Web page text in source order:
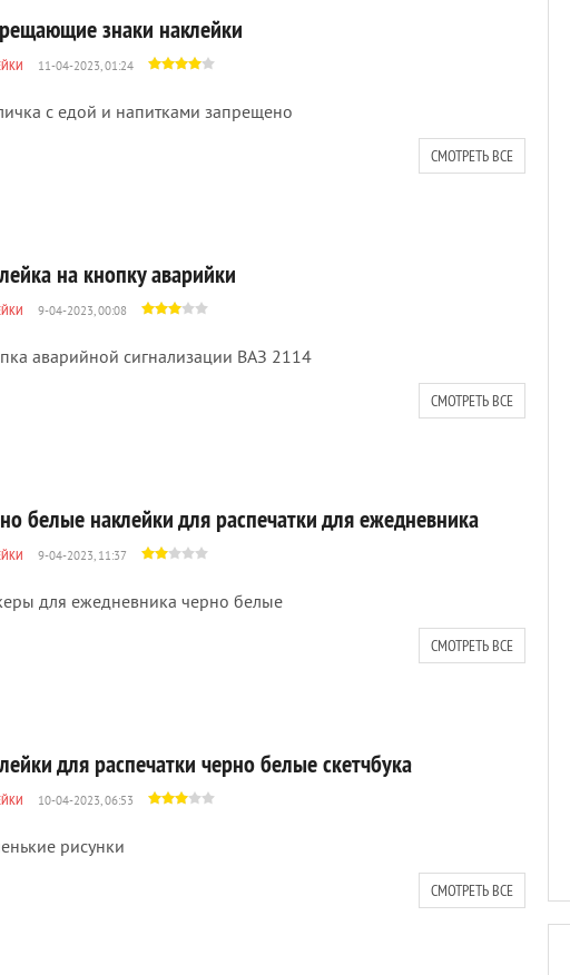
знаки наклейки
11-04-2023, 01:24
с едой и напитками запрещено
СМОТРЕТЬ ВСЕ
на кнопку аварийки
9-04-2023, 00:08
аварийной сигнализации ВАЗ 2114
СМОТРЕТЬ ВСЕ
белые наклейки для распечатки для ежедневника
9-04-2023, 11:37
для ежедневника черно белые
СМОТРЕТЬ ВСЕ
для распечатки черно белые скетчбука
10-04-2023, 06:53
рисунки
СМОТРЕТЬ ВСЕ